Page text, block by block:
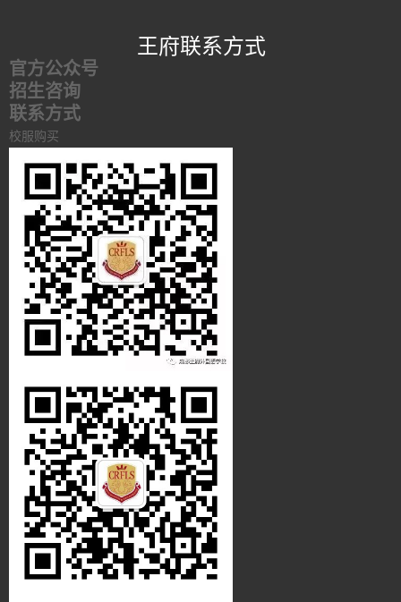
王府联系方式
官方公众号
招生咨询
联系方式
校服购买